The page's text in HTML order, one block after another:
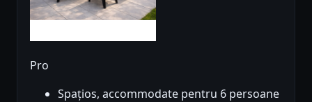
Pro
Spațios, accommodate pentru 6 persoane